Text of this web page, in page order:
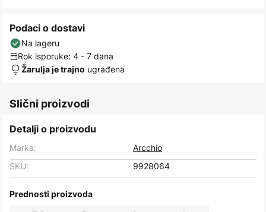
Podaci o dostavi
Na lageru
Rok isporuke: 4 - 7 dana
Žarulja je trajno ugrađena
Slični proizvodi
Detalji o proizvodu
Marka:
Arcchio
SKU:
9928064
Prednosti proizvoda